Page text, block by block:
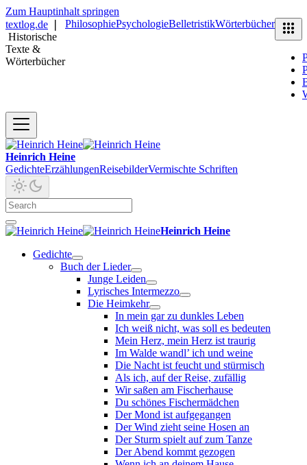
Zum Hauptinhalt springen
textlog.de
Historische
Texte &
Wörterbücher
PhilosophiePsychologieBelletristikWörterbücher
Heinrich Heine
GedichteErzählungenReisebilderVermischte Schriften
Heinrich Heine
Gedichte
Buch der Lieder
Junge Leiden
Lyrisches Intermezzo
Die Heimkehr
In mein gar zu dunkles Leben
Ich weiß nicht, was soll es bedeuten
Mein Herz, mein Herz ist traurig
Im Walde wandl’ ich und weine
Die Nacht ist feucht und stürmisch
Als ich, auf der Reise, zufällig
Wir saßen am Fischerhause
Du schönes Fischermädchen
Der Mond ist aufgegangen
Der Wind zieht seine Hosen an
Der Sturm spielt auf zum Tanze
Der Abend kommt gezogen